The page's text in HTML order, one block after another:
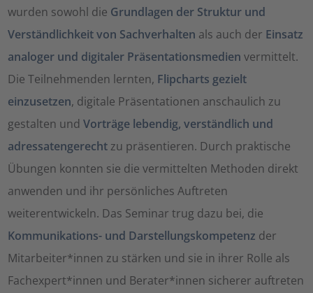
wurden sowohl die Grundlagen der Struktur und
Verständlichkeit von Sachverhalten als auch der Einsatz
analoger und digitaler Präsentationsmedien vermittelt.
Die Teilnehmenden lernten, Flipcharts gezielt
einzusetzen, digitale Präsentationen anschaulich zu
gestalten undVorträge lebendig, verständlich und
adressatengerecht zu präsentieren. Durch praktische
Übungen konnten sie die vermittelten Methoden direkt
anwenden und ihr persönliches Auftreten
weiterentwickeln. Das Seminar trug dazu bei, die
Kommunikations- und Darstellungskompetenz der
Mitarbeiter*innen zu stärken und sie in ihrer Rolle als
Fachexpert*innen und Berater*innen sicherer auftreten